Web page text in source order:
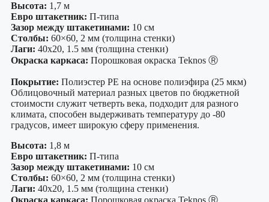
Высота: 1,7 м
Евро штакетник: П-типа
Зазор между штакетинами: 10 см
Столбы: 60×60, 2 мм (толщина стенки)
Лаги: 40х20, 1.5 мм (толщина стенки)
Окраска каркаса: Порошковая окраска Teknos Ⓡ
Покрытие: Полиэстер PE на основе полиэфира (25 мкм)
Облицовочный материал разных цветов по бюджетной
стоимости служит четверть века, подходит для разного
климата, способен выдерживать температуру до -80
градусов, имеет широкую сферу применения.
Высота: 1,8 м
Евро штакетник: П-типа
Зазор между штакетинами: 10 см
Столбы: 60×60, 2 мм (толщина стенки)
Лаги: 40х20, 1.5 мм (толщина стенки)
Окраска каркаса: Порошковая окраска Teknos Ⓡ